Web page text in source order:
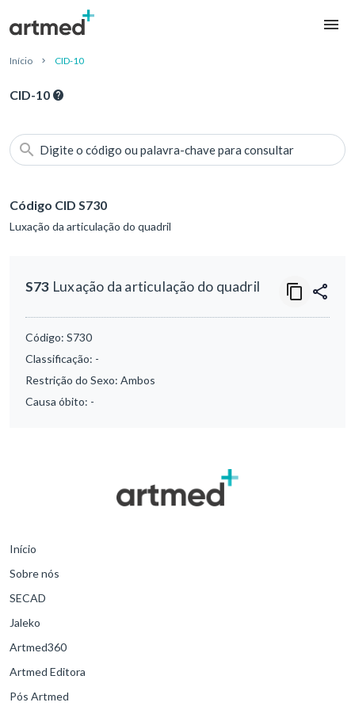
Início CID-10
CID-10
Digite o código ou palavra-chave para consultar
Código CID S730
Luxação da articulação do quadril
S73 Luxação da articulação do quadril
Código: S730
Classificação: -
Restrição do Sexo: Ambos
Causa óbito: -
Início
Sobre nós
SECAD
Jaleko
Artmed360
Artmed Editora
Pós Artmed